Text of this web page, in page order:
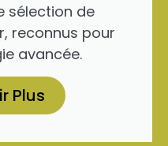
sélection de
reconnus pour
avancée.
Plus